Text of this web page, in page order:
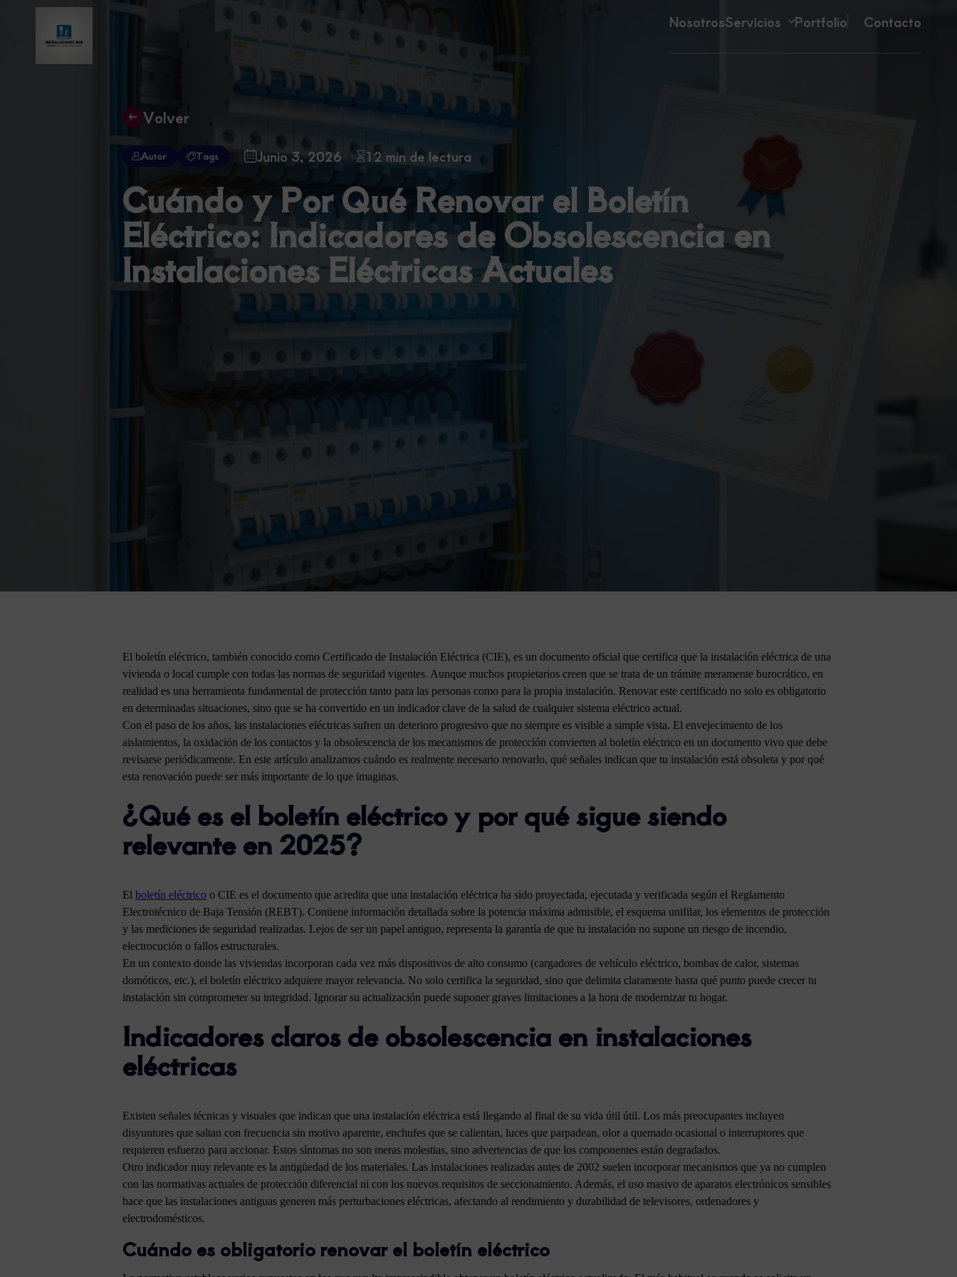
NosotrosServicios Portfolio Contacto
Volver
Autor Tags Junio 3, 2026 12 min de lectura
Cuándo y Por Qué Renovar el Boletín
Eléctrico: Indicadores de Obsolescencia en
Instalaciones Eléctricas Actuales
El boletín eléctrico, también conocido como Certificado de Instalación Eléctrica (CIE), es un documento oficial que certifica que la instalación eléctrica de una
vivienda o local cumple con todas las normas de seguridad vigentes. Aunque muchos propietarios creen que se trata de un trámite meramente burocrático, en
realidad es una herramienta fundamental de protección tanto para las personas como para la propia instalación. Renovar este certificado no solo es obligatorio
en determinadas situaciones, sino que se ha convertido en un indicador clave de la salud de cualquier sistema eléctrico actual.
Con el paso de los años, las instalaciones eléctricas sufren un deterioro progresivo que no siempre es visible a simple vista. El envejecimiento de los
aislamientos, la oxidación de los contactos y la obsolescencia de los mecanismos de protección convierten al boletín eléctrico en un documento vivo que debe
revisarse periódicamente. En este artículo analizamos cuándo es realmente necesario renovarlo, qué señales indican que tu instalación está obsoleta y por qué
esta renovación puede ser más importante de lo que imaginas.
¿Qué es el boletín eléctrico y por qué sigue siendo
relevante en 2025?
El boletín eléctrico o CIE es el documento que acredita que una instalación eléctrica ha sido proyectada, ejecutada y verificada según el Reglamento
Electrotécnico de Baja Tensión (REBT). Contiene información detallada sobre la potencia máxima admisible, el esquema unifilar, los elementos de protección
y las mediciones de seguridad realizadas. Lejos de ser un papel antiguo, representa la garantía de que tu instalación no supone un riesgo de incendio,
electrocución o fallos estructurales.
En un contexto donde las viviendas incorporan cada vez más dispositivos de alto consumo (cargadores de vehículo eléctrico, bombas de calor, sistemas
domóticos, etc.), el boletín eléctrico adquiere mayor relevancia. No solo certifica la seguridad, sino que delimita claramente hasta qué punto puede crecer tu
instalación sin comprometer su integridad. Ignorar su actualización puede suponer graves limitaciones a la hora de modernizar tu hogar.
Indicadores claros de obsolescencia en instalaciones
eléctricas
Existen señales técnicas y visuales que indican que una instalación eléctrica está llegando al final de su vida útil útil. Los más preocupantes incluyen
disyuntores que saltan con frecuencia sin motivo aparente, enchufes que se calientan, luces que parpadean, olor a quemado ocasional o interruptores que
requieren esfuerzo para accionar. Estos síntomas no son meras molestias, sino advertencias de que los componentes están degradados.
Otro indicador muy relevante es la antigüedad de los materiales. Las instalaciones realizadas antes de 2002 suelen incorporar mecanismos que ya no cumplen
con las normativas actuales de protección diferencial ni con los nuevos requisitos de seccionamiento. Además, el uso masivo de aparatos electrónicos sensibles
hace que las instalaciones antiguas generen más perturbaciones eléctricas, afectando al rendimiento y durabilidad de televisores, ordenadores y
electrodomésticos.
Cuándo es obligatorio renovar el boletín eléctrico